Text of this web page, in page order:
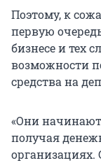
Поэтому, к
первую
бизнесе и тех
возможности
средства на
«Они
получая
организациях.